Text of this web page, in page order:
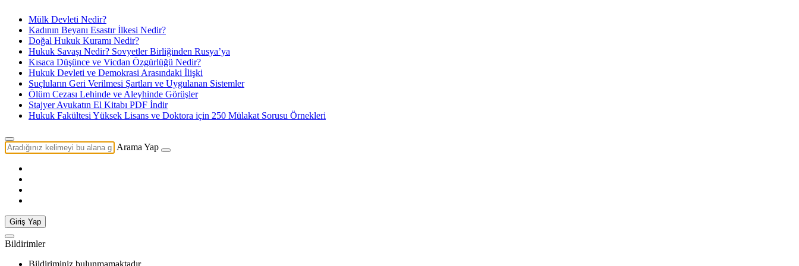
Mülk Devleti Nedir?
Kadının Beyanı Esastır İlkesi Nedir?
Doğal Hukuk Kuramı Nedir?
Hukuk Savaşı Nedir? Sovyetler Birliğinden Rusya’ya
Kısaca Düşünce ve Vicdan Özgürlüğü Nedir?
Hukuk Devleti ve Demokrasi Arasındaki İlişki
Suçluların Geri Verilmesi Şartları ve Uygulanan Sistemler
Ölüm Cezası Lehinde ve Aleyhinde Görüşler
Stajyer Avukatın El Kitabı PDF İndir
Hukuk Fakültesi Yüksek Lisans ve Doktora için 250 Mülakat Sorusu Örnekleri
Arama Yap
Giriş Yap
Bildirimler
Bildiriminiz bulunmamaktadır.